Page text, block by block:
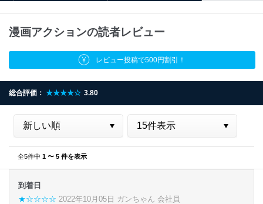
漫画アクションの読者レビュー
レビュー投稿で500円割引！
総合評価： ★★★★☆ 3.80
全5件中 1 〜 5 件を表示
到着日
★☆☆☆☆ 2022年10月05日 ガンちゃん 会社員